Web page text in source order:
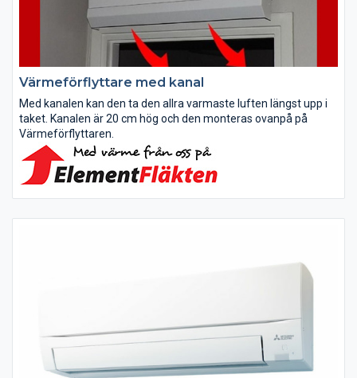
Värmeförflyttare med kanal
Med kanalen kan den ta den allra varmaste luften längst upp i
taket. Kanalen är 20 cm hög och den monteras ovanpå på
Värmeförflyttaren.